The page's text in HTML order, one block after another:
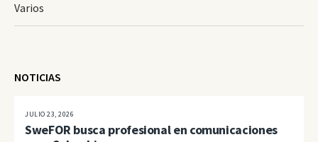
Varios
NOTICIAS
JULIO 23, 2026
SweFOR busca profesional en comunicaciones